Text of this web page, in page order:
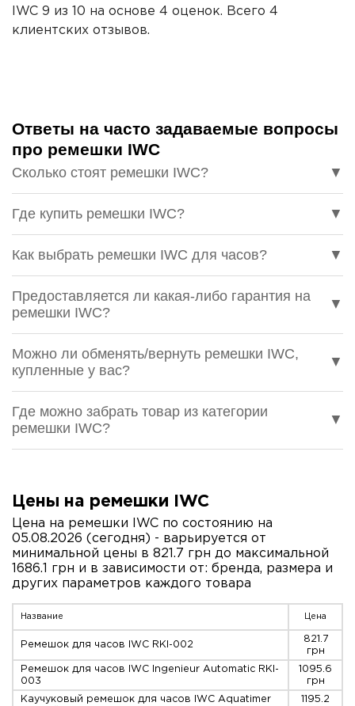
IWC 9 из 10 на основе 4 оценок. Всего 4
клиентских отзывов.
Ответы на часто задаваемые вопросы
про ремешки IWC
Сколько стоят ремешки IWC? ▼
Где купить ремешки IWC? ▼
Как выбрать ремешки IWC для часов? ▼
Предоставляется ли какая-либо гарантия на
ремешки IWC?
▼
Можно ли обменять/вернуть ремешки IWC,
купленные у вас?
▼
Где можно забрать товар из категории
ремешки IWC?
▼
Цены на ремешки IWC
Цена на ремешки IWC по состоянию на
05.08.2026 (сегодня) - варьируется от
минимальной цены в 821.7 грн до максимальной
1686.1 грн и в зависимости от: бренда, размера и
других параметров каждого товара
Название Цена
Ремешок для часов IWC RKI-002
821.7
грн
Ремешок для часов IWC Ingenieur Automatic RKI-
003
1095.6
грн
Каучуковый ремешок для часов IWC Aquatimer
1195.2